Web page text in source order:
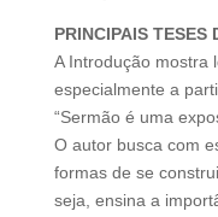
PRINCIPAIS TESES
A Introdução mostra
especialmente a
“Sermão é uma
O autor busca com
formas de se
seja, ensina a